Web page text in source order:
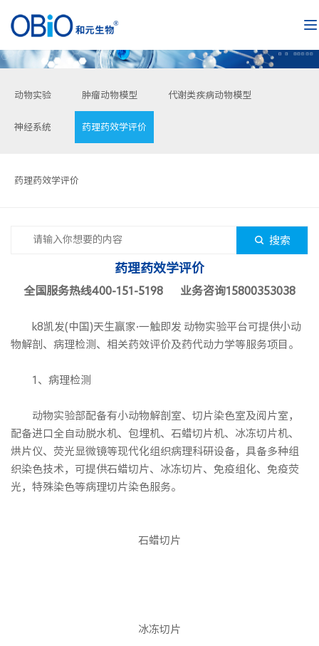
动物实验 肿瘤动物模型 代谢类疾病动物模型
神经系统 药理药效学评价
药理药效学评价
搜索
药理药效学评价
全国服务热线400-151-5198 业务咨询15800353038
k8凯发(中国)天生赢家·一触即发 动物实验平台可提供小动
物解剖、病理检测、相关药效评价及药代动力学等服务项目。
1、病理检测
动物实验部配备有小动物解剖室、切片染色室及阅片室，
配备进口全自动脱水机、包埋机、石蜡切片机、冰冻切片机、
烘片仪、荧光显微镜等现代化组织病理科研设备，具备多种组
织染色技术，可提供石蜡切片、冰冻切片、免疫组化、免疫荧
光，特殊染色等病理切片染色服务。
石蜡切片
冰冻切片